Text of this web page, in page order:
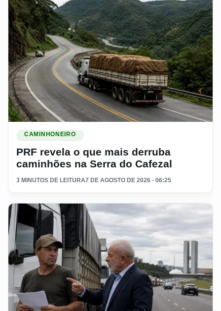
CAMINHONEIRO
PRF revela o que mais derruba
caminhões na Serra do Cafezal
3 MINUTOS DE LEITURA7 DE AGOSTO DE 2026 - 06:25